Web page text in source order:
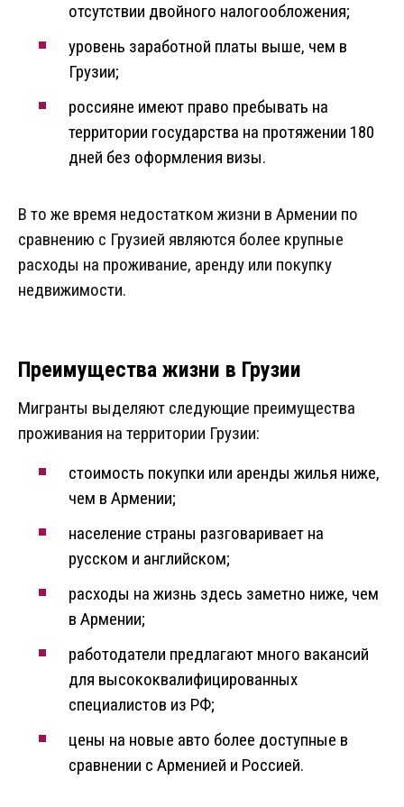
отсутствии двойного налогообложения;
уровень заработной платы выше, чем в
Грузии;
россияне имеют право пребывать на
территории государства на протяжении 180
дней без оформления визы.
В то же время недостатком жизни в Армении по
сравнению с Грузией являются более крупные
расходы на проживание, аренду или покупку
недвижимости.
Преимущества жизни в Грузии
Мигранты выделяют следующие преимущества
проживания на территории Грузии:
стоимость покупки или аренды жилья ниже,
чем в Армении;
население страны разговаривает на
русском и английском;
расходы на жизнь здесь заметно ниже, чем
в Армении;
работодатели предлагают много вакансий
для высококвалифицированных
специалистов из РФ;
цены на новые авто более доступные в
сравнении с Арменией и Россией.